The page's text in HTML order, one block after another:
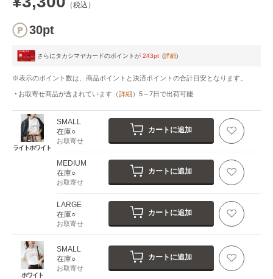
（税込）
30pt
さらにタカシマヤカードのポイントが 243pt (詳細)
※表示のポイント数は、商品ポイントと決済ポイントの合計目安となります。
お取寄せ商品が含まれています （詳細） 5～7日で出荷可能
ライトホワイト
SMALL
在庫○
お取寄せ
カートに追加
MEDIUM
在庫○
お取寄せ
カートに追加
LARGE
在庫○
お取寄せ
カートに追加
ホワイト
SMALL
在庫○
お取寄せ
カートに追加